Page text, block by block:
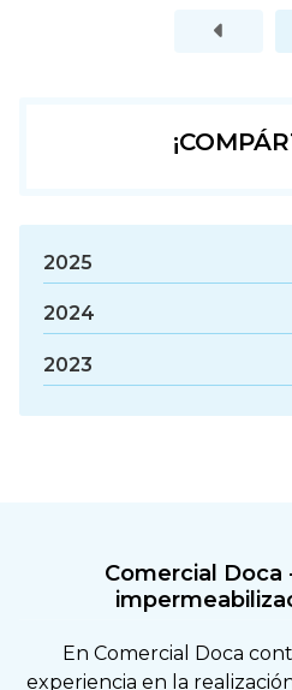
2025
2024
2023
Comercial Doca
En Comercial Doca
experiencia en la